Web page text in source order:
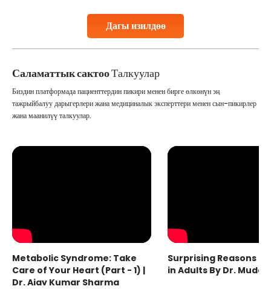
Дагы изилдөө
collected, they process the
Саламаттык сактооТалкуулар
Биздин платформада пациенттердин пикири менен бирге өлкөнүн эң
тажрыйбалуу дарыгерлери жана медициналык эксперттери менен сын-пикирлер
жана маанилүү талкуулар.
Metabolic Syndrome: Take
Care of Your Heart (Part - 1) |
Dr. Ajay Kumar Sharma
Surprising Reasons
in Adults By Dr.